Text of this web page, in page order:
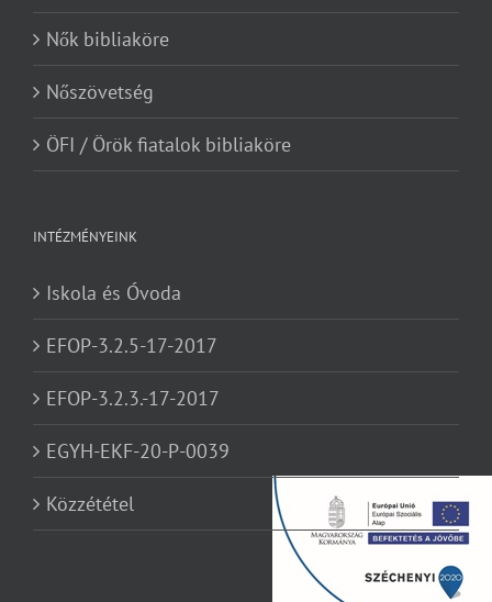
Nők bibliaköre
Nőszövetség
ÖFI / Örök fiatalok bibliaköre
INTÉZMÉNYEINK
Iskola és Óvoda
EFOP-3.2.5-17-2017
EFOP-3.2.3.-17-2017
EGYH-EKF-20-P-0039
Közzététel